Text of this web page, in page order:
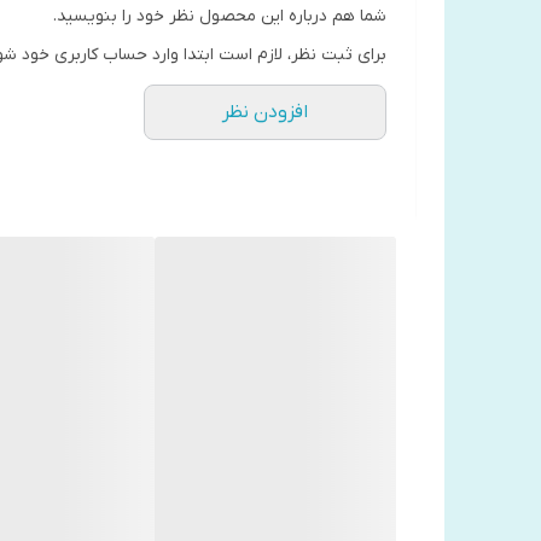
شما هم درباره این محصول نظر خود را بنویسید.
برای ثبت نظر، لازم است ابتدا وارد حساب کاربری خود
افزودن نظر